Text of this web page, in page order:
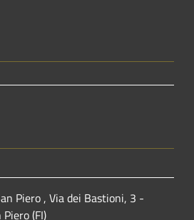
Piero , Via dei Bastioni, 3 -
(FI)